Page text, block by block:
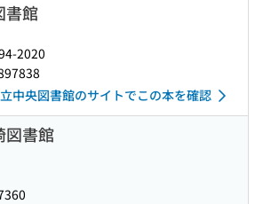
書館
2020
中央図書館のサイトでこの本を確認
図書館